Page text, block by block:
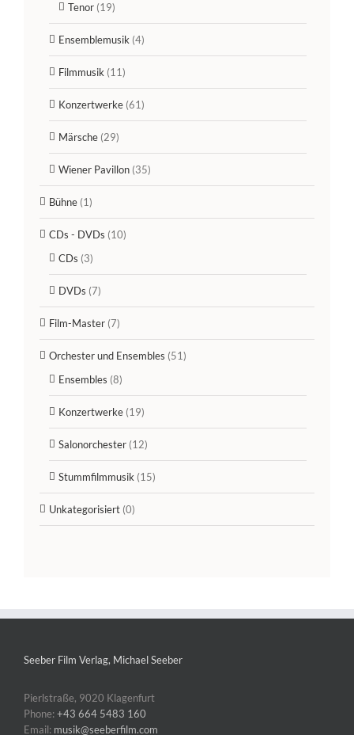
Tenor (19)
Ensemblemusik (4)
Filmmusik (11)
Konzertwerke (61)
Märsche (29)
Wiener Pavillon (35)
Bühne (1)
CDs - DVDs (10)
CDs (3)
DVDs (7)
Film-Master (7)
Orchester und Ensembles (51)
Ensembles (8)
Konzertwerke (19)
Salonorchester (12)
Stummfilmmusik (15)
Unkategorisiert (0)
Seeber Film Verlag, Michael Seeber
Pierlstraße, 9020 Klagenfurt
Phone:+43 664 5483 160
Email: musik@seeberfilm.com